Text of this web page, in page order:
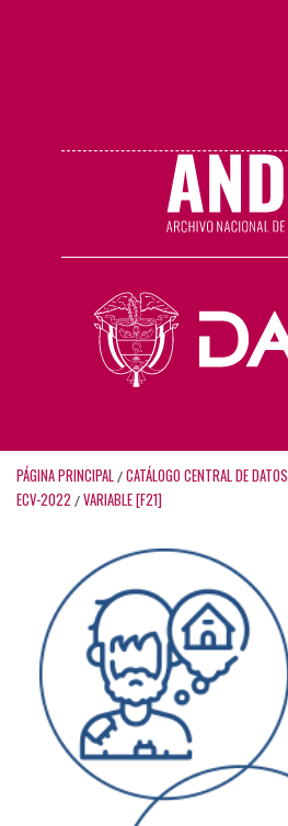
PÁGINA PRINCIPAL / CATÁLOGO CENTRAL DE DATOS
ECV-2022 / VARIABLE [F21]